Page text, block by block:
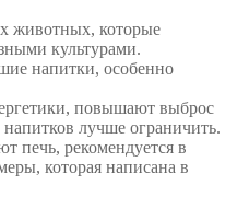
животных, которые
культурами.
напитки, особенно
повышают выброс
лучше ограничить.
печь, рекомендуется в
которая написана в